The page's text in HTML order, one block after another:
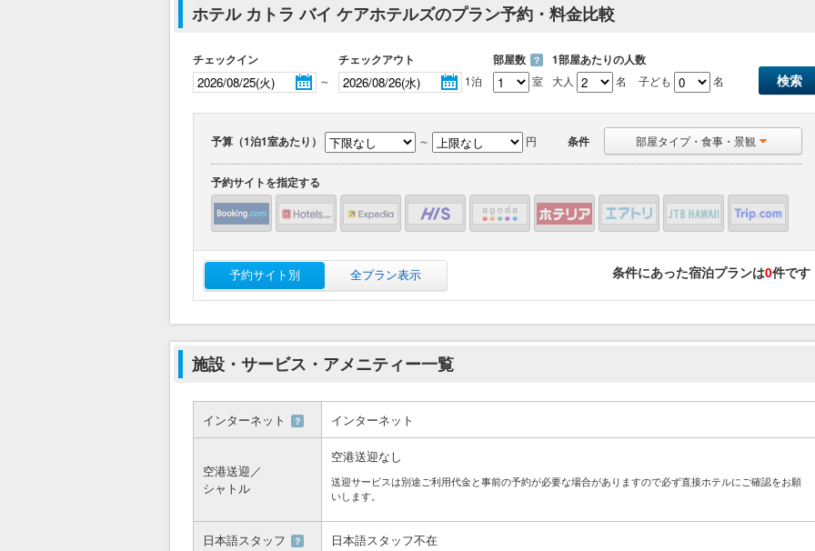
ホテル カトラ バイ ケアホテルズのプラン予約・料金比較
チェックイン
～
チェックアウト
1泊
部屋数 ？
室
1部屋あたりの人数
大人 名 子ども 名
予算（1泊1室あたり） ～ 円 条件 部屋タイプ・食事・景観
予約サイトを指定する
予約サイト別 全プラン表示 条件にあった宿泊プランは0件です
施設・サービス・アメニティー一覧
インターネット ？ インターネット
空港送迎／
シャトル
空港送迎なし
送迎サービスは別途ご利用代金と事前の予約が必要な場合がありますので必ず直接ホテルにご確認をお願
いします。
日本語スタッフ ？ 日本語スタッフ不在